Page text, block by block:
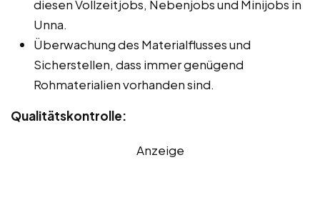
diesen Vollzeitjobs, Nebenjobs und Minijobs in
Unna.
Überwachung des Materialflusses und
Sicherstellen, dass immer genügend
Rohmaterialien vorhanden sind.
Qualitätskontrolle:
Anzeige